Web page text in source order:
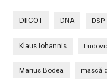
DIICOT DNA DSP
Klaus Iohannis
Marius Bodea mască